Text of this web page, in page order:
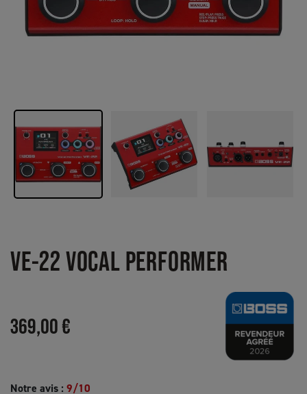
VE-22 VOCAL PERFORMER
369,00 €
Notre avis : 9/10